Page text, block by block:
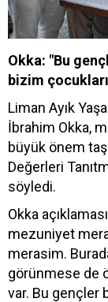
Okka: "Bu
bizim
Liman Ayık
İbrahim Okka,
büyük önem
Değerleri
söyledi.
Okka
mezuniyet
merasim.
görünmese de
var. Bu gençler